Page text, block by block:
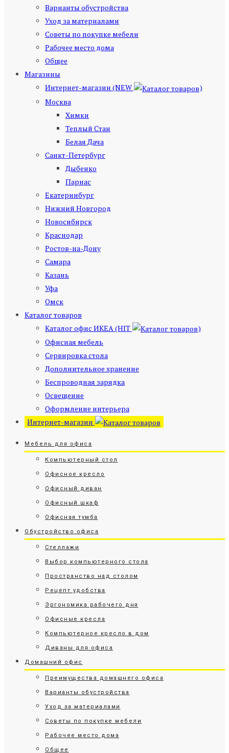
Варианты обустройства
Уход за материалами
Советы по покупке мебели
Рабочее место дома
Общее
Магазины
Интернет-магазин (NEW
)
Москва
Химки
Теплый Стан
Белая Дача
Санкт-Петербург
Дыбенко
Парнас
Екатеринбург
Нижний Новгород
Новосибирск
Краснодар
Ростов-на-Дону
Самара
Казань
Уфа
Омск
Каталог товаров
Каталог офис ИКЕА (HIT
)
Офисная мебель
Сервировка стола
Дополнительное хранение
Беспроводная зарядка
Освещение
Оформление интерьера
Интернет-магазин
Мебель для офиса
Компьютерный стол
Офисное кресло
Офисный диван
Офисный шкаф
Офисная тумба
Обустройство офиса
Стеллажи
Выбор компьютерного стола
Пространство над столом
Рецепт удобства
Эргономика рабочего дня
Офисные кресла
Компьютерное кресло в дом
Диваны для офиса
Домашний офис
Преимущества домашнего офиса
Варианты обустройства
Уход за материалами
Советы по покупке мебели
Рабочее место дома
Общее